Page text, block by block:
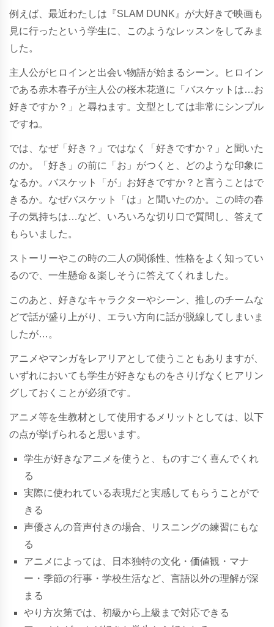
例えば、最近わたしは『SLAM DUNK』が大好きで映画も
見に行ったという学生に、このようなレッスンをしてみま
した。
主人公がヒロインと出会い物語が始まるシーン。ヒロイン
である赤木春子が主人公の桜木花道に「バスケットは…お
好きですか？」と尋ねます。文型としては非常にシンプル
ですね。
では、なぜ「好き？」ではなく「好きですか？」と聞いた
のか。「好き」の前に「お」がつくと、どのような印象に
なるか。バスケット「が」お好きですか？と言うことはで
きるか。なぜバスケット「は」と聞いたのか。この時の春
子の気持ちは…など、いろいろな切り口で質問し、答えて
もらいました。
ストーリーやこの時の二人の関係性、性格をよく知ってい
るので、一生懸命＆楽しそうに答えてくれました。
このあと、好きなキャラクターやシーン、推しのチームな
どで話が盛り上がり、エラい方向に話が脱線してしまいま
したが…。
アニメやマンガをレアリアとして使うこともありますが、
いずれにおいても学生が好きなものをさりげなくヒアリン
グしておくことが必須です。
アニメ等を生教材として使用するメリットとしては、以下
の点が挙げられると思います。
学生が好きなアニメを使うと、ものすごく喜んでくれ
る
実際に使われている表現だと実感してもらうことがで
きる
声優さんの音声付きの場合、リスニングの練習にもな
る
アニメによっては、日本独特の文化・価値観・マナ
ー・季節の行事・学校生活など、言語以外の理解が深
まる
やり方次第では、初級から上級まで対応できる